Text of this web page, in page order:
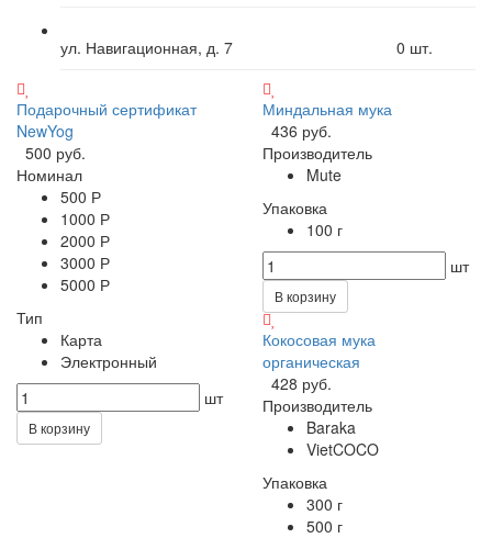
ул. Навигационная, д. 7 0 шт.
Подарочный сертификат
NewYog
500 руб.
Номинал
500 Р
1000 Р
2000 Р
3000 Р
5000 Р
Тип
Карта
Электронный
шт
В корзину
Миндальная мука
436 руб.
Производитель
Mute
Упаковка
100 г
шт
В корзину
Кокосовая мука
органическая
428 руб.
Производитель
Baraka
VietCOCO
Упаковка
300 г
500 г